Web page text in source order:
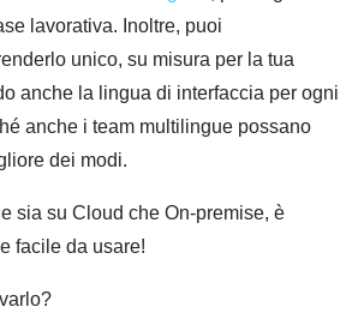
lavorativa. Inoltre, puoi
unico, su misura per la tua
anche la lingua di interfaccia per ogni
anche i team multilingue possano
dei modi.
sia su Cloud che On-premise, è
facile da usare!